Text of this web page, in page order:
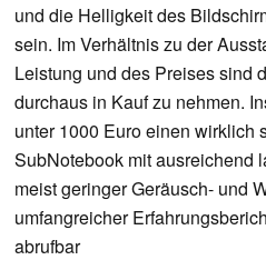
und die Helligkeit des
sein. Im Verhältnis zu der
Leistung und des Preises sind
durchaus in Kauf zu nehmen.
unter 1000 Euro einen wirklich
SubNotebook mit ausreichend
meist geringer Geräusch- und
umfangreicher
abrufbar